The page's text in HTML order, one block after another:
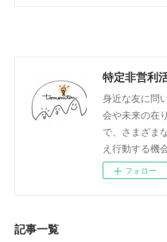
特定非営利
身近な友に問
会や未来の在
で、さまざま
え行動する機
フォロー
記事一覧